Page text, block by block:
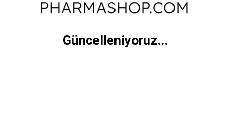
Güncelleniyoruz...